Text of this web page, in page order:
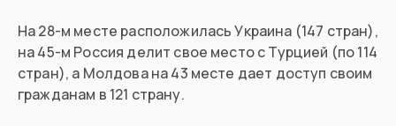
На 28-м месте расположилась Украина (147 стран),
на 45-м Россия делит свое место с Турцией (по 114
стран), а Молдова на 43 месте дает доступ своим
гражданам в 121 страну.